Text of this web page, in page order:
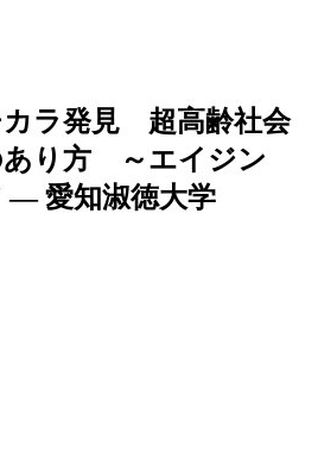
ラ発見 超高齢社会
あり方 ～エイジン
— 愛知淑徳大学